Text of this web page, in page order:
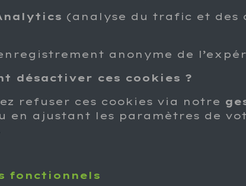
(analyse du trafic et des
anonyme de
désactiver ces cookies ?
refuser ces cookies via notre
en ajustant les paramètres de
fonctionnels